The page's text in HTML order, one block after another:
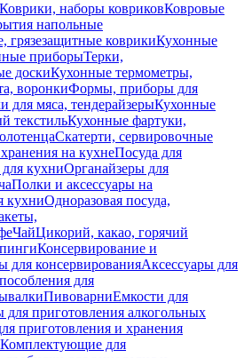
Коврики, наборы ковриковКовровые
напольные
грязезащитные коврикиКухонные
приборыТерки,
доскиКухонные термометры,
воронкиФормы, приборы для
для мяса, тендерайзерыКухонные
текстильКухонные фартуки,
Скатерти, сервировочные
на кухнеПосуда для
кухниОрганайзеры для
Полки и аксессуары на
кухниОдноразовая посуда,
ЧайЦикорий, какао, горячий
Консервирование и
для консервированияАксессуары для
для
ПивоварниЕмкости для
приготовления алкогольных
приготовления и хранения
Комплектующие для